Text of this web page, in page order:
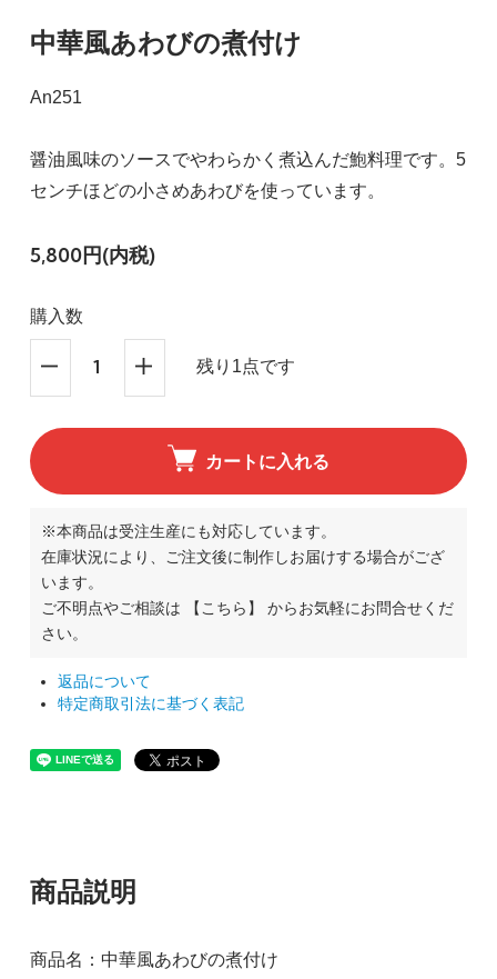
中華風あわびの煮付け
An251
醤油風味のソースでやわらかく煮込んだ鮑料理です。5
センチほどの小さめあわびを使っています。
5,800円(内税)
購入数
残り1点です
カートに入れる
※本商品は受注生産にも対応しています。
在庫状況により、ご注文後に制作しお届けする場合がござ
います。
ご不明点やご相談は
【こちら】
からお気軽にお問合せくだ
さい。
返品について
特定商取引法に基づく表記
商品説明
商品名：中華風あわびの煮付け